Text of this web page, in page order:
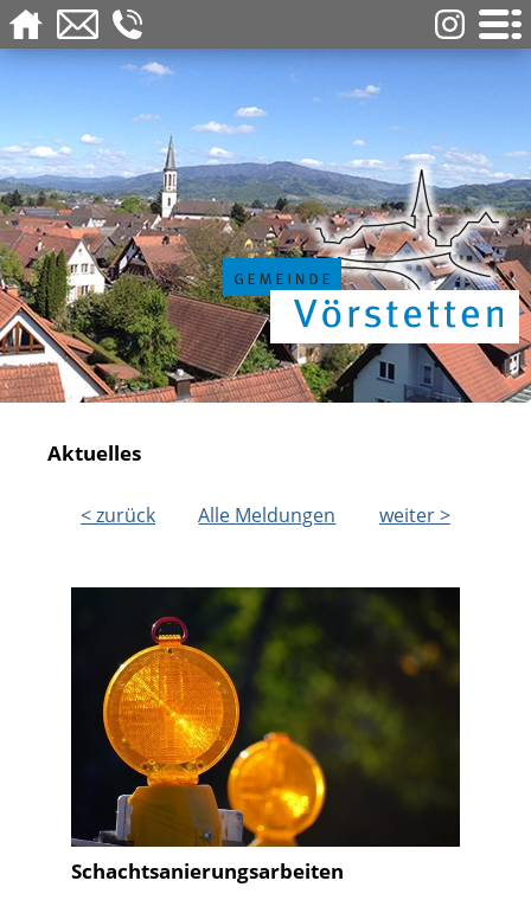
Aktuelles
< zurück Alle Meldungen weiter >
Schachtsanierungsarbeiten